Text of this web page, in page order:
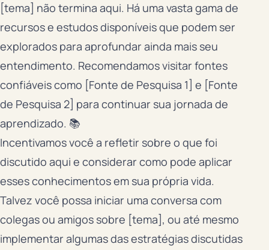
[tema] não termina aqui. Há uma vasta gama de
recursos e estudos disponíveis que podem ser
explorados para aprofundar ainda mais seu
entendimento. Recomendamos visitar fontes
confiáveis como [Fonte de Pesquisa 1] e [Fonte
de Pesquisa 2] para continuar sua jornada de
aprendizado. 📚
Incentivamos você a refletir sobre o que foi
discutido aqui e considerar como pode aplicar
esses conhecimentos em sua própria vida.
Talvez você possa iniciar uma conversa com
colegas ou amigos sobre [tema], ou até mesmo
implementar algumas das estratégias discutidas